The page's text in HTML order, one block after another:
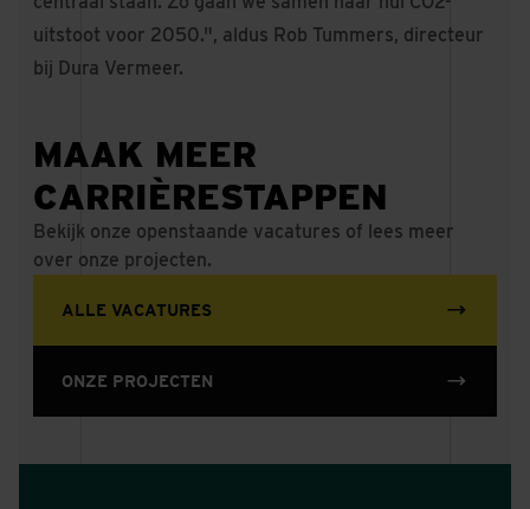
uitstoot voor 2050.", aldus Rob Tummers, directeur
bij Dura Vermeer.
MAAK MEER
CARRIÈRESTAPPEN
Bekijk onze openstaande vacatures of lees meer
over onze projecten.
ALLE VACATURES
ONZE PROJECTEN